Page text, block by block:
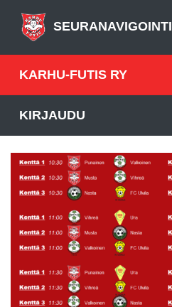
SEURANAVIGOINTI
KARHU-FUTIS RY
KIRJAUDU